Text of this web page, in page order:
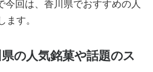
今回は、香川県でおすすめの人
ます。
の人気銘菓や話題のス